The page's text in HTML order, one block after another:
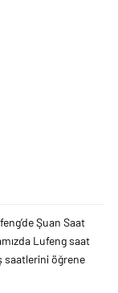
Şuan Saat
Lufeng saat
saatlerini öğrene